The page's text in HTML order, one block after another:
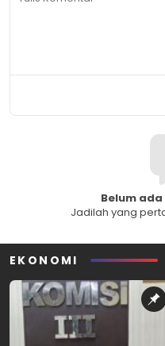
Belum
Jadilah yang
EKONOMI